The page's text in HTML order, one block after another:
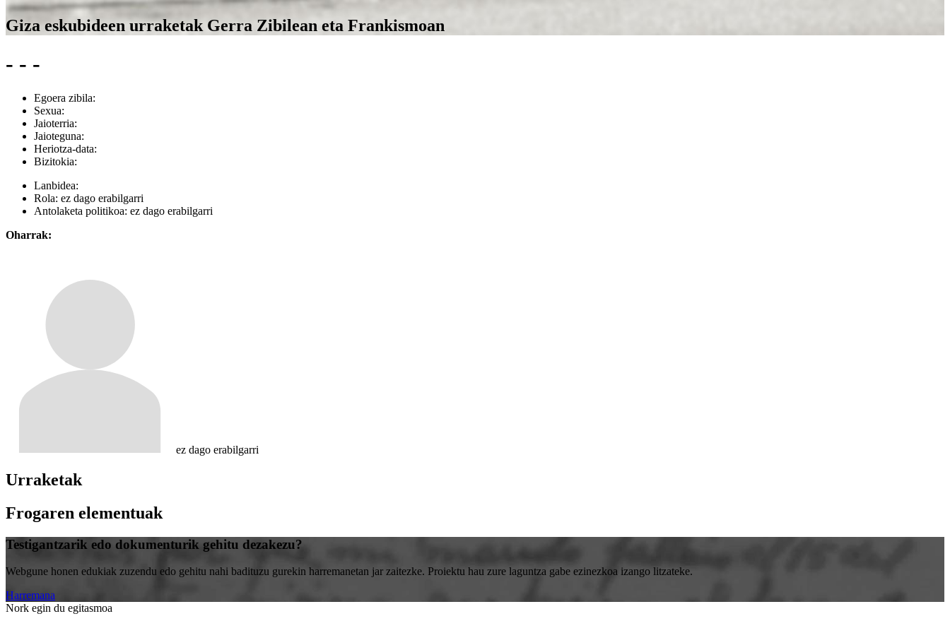
Giza eskubideen urraketak Gerra Zibilean eta Frankismoan
- - -
Egoera zibila:
Sexua:
Jaioterria:
Jaioteguna:
Heriotza-data:
Bizitokia:
Lanbidea:
Rola: ez dago erabilgarri
Antolaketa politikoa: ez dago erabilgarri
Oharrak:
ez dago erabilgarri
Urraketak
Frogaren elementuak
Testigantzarik edo dokumenturik gehitu dezakezu?
Webgune honen edukiak zuzendu edo gehitu nahi badituzu gurekin harremanetan jar zaitezke. Proiektu hau zure laguntza gabe ezinezkoa izango litzateke.
Harremana
Nork egin du egitasmoa